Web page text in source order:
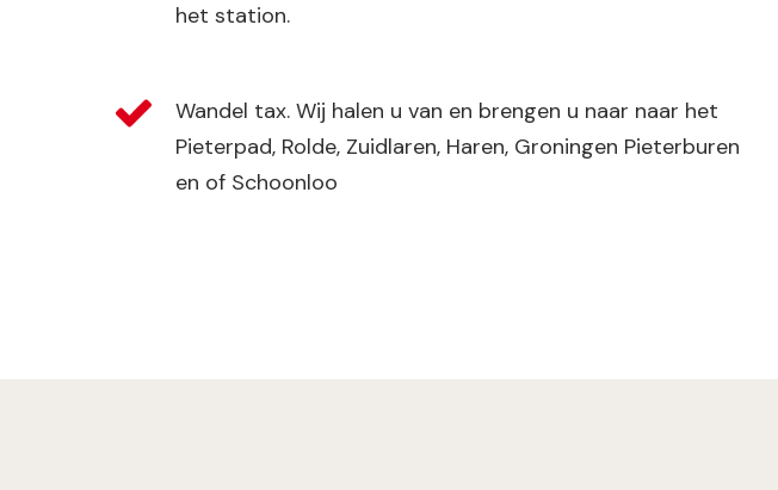
het station.
Wandel tax. Wij halen u van en brengen u naar naar het
Pieterpad, Rolde, Zuidlaren, Haren, Groningen Pieterburen
en of Schoonloo